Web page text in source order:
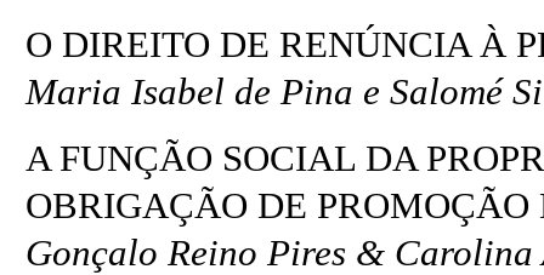
O DIREITO DE RENÚNCIA À
Maria Isabel de Pina e Salomé
A FUNÇÃO SOCIAL DA
OBRIGAÇÃO DE
Gonçalo Reino Pires &